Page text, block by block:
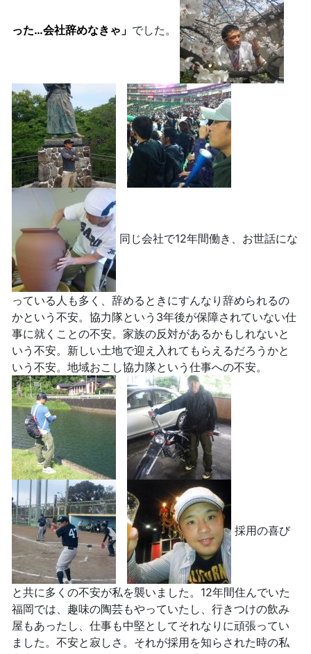
った…会社辞めなきゃ」 でした。
同じ会社で12年間働き、お世話にな
っている人も多く、辞めるときにすんなり辞められるの
かという不安。協力隊という3年後が保障されていない仕
事に就くことの不安。家族の反対があるかもしれないと
いう不安。新しい土地で迎え入れてもらえるだろうかと
いう不安。地域おこし協力隊という仕事への不安。
採用の喜び
と共に多くの不安が私を襲いました。12年間住んでいた
福岡では、趣味の陶芸もやっていたし、行きつけの飲み
屋もあったし、仕事も中堅としてそれなりに頑張ってい
ました。不安と寂しさ。それが採用を知らされた時の私